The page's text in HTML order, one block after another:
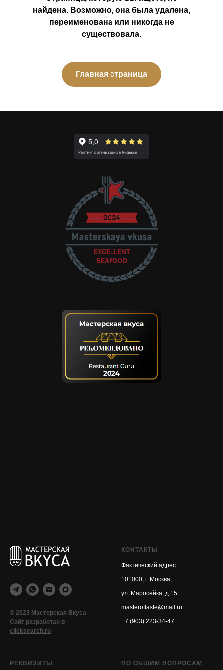
найдена. Возможно, она была удалена,
переименована или никогда не
существовала.
Главная страница
© 2023 Мастерская Вкуса
Сайт разработан в
clicksearch.ru
КОНТАКТЫ
Фактический адрес:
101000, г. Москва,
ул. Маросейка, д.15
masteroftaste@mail.ru
+7 (903) 223-34-47
РЕКВИЗИТЫ ПО ОБЩИМ ВОПРОСАМ